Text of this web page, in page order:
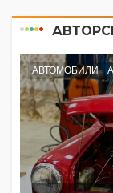
АВТОМОБИЛИ